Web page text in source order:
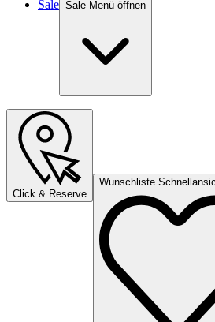
Sale Sale Menü öffnen
Click & Reserve
Wunschliste